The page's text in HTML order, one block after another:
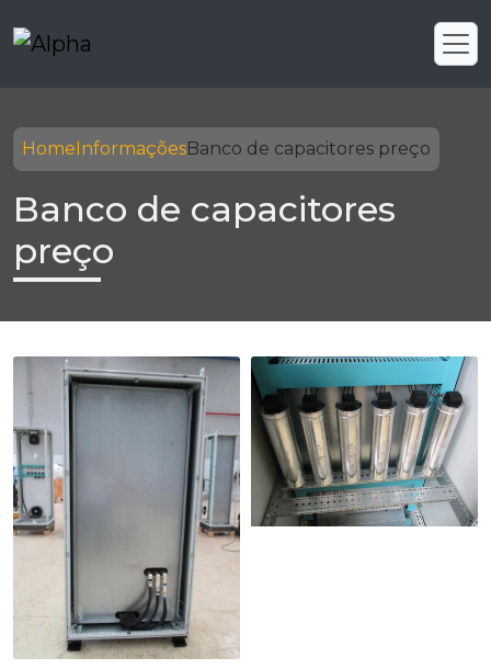
HomeInformaçõesBanco de capacitores preço
Banco de capacitores
preço